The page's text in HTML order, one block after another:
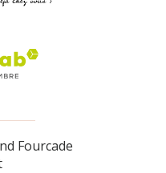
Fourcade